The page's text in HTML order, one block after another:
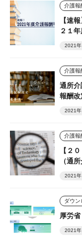
介護報
【速
２１
2021年
介護報
通所
報酬
2021年
介護報
【２
（通
2021年
厚労
2021年